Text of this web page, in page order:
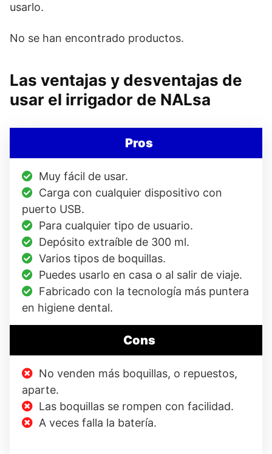
usarlo.
No se han encontrado productos.
Las ventajas y desventajas de
usar el irrigador de NALsa
Pros
Muy fácil de usar.
Carga con cualquier dispositivo con
puerto USB.
Para cualquier tipo de usuario.
Depósito extraíble de 300 ml.
Varios tipos de boquillas.
Puedes usarlo en casa o al salir de viaje.
Fabricado con la tecnología más puntera
en higiene dental.
Cons
No venden más boquillas, o repuestos,
aparte.
Las boquillas se rompen con facilidad.
A veces falla la batería.